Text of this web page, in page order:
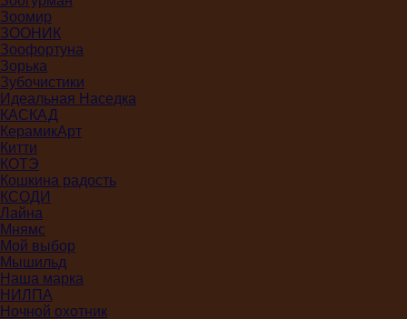
Зоомир
ЗООНИК
Зоофортуна
Зорька
Зубочистики
Идеальная Наседка
КАСКАД
КерамикАрт
Китти
КОТЭ
Кошкина радость
КСОДИ
Лайна
Мнямс
Мой выбор
Мышильд
Наша марка
НИЛПА
Ночной охотник